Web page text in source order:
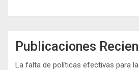
Publicaciones
La falta de políticas efectivas para